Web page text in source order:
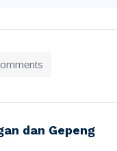
dan Gepeng